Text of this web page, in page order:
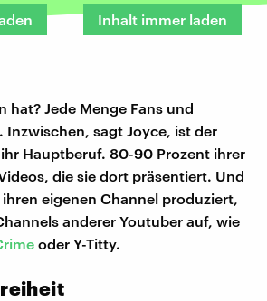
Inhalt immer laden
hat? Jede Menge Fans und
Inzwischen, sagt Joyce, ist der
Hauptberuf. 80-90 Prozent ihrer
die sie dort präsentiert. Und
eigenen Channel produziert,
anderer Youtuber auf, wie
oder Y-Titty.